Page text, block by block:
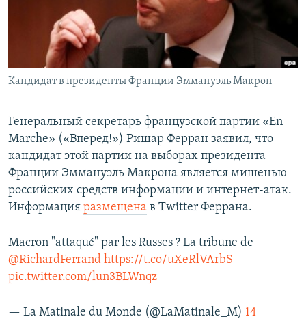
ПОБЕДИТЕЛЕЙ НЕ СУДЯТ?
КРЫМ.НЕПОКОРЕННЫЙ
ELIFBE
УКРАИНСКАЯ ПРОБЛЕМА КРЫМА
ПРИСОЕДИНЯЙТЕСЬ!
Кандидат в президенты Франции Эммануэль Макрон
Генеральный секретарь французской партии «En
Marche» («Вперед!») Ришар Ферран заявил, что
кандидат этой партии на выборах президента
Франции Эммануэль Макрона является мишенью
российских средств информации и интернет-атак.
Информация размещена в Twitter Феррана.
Macron "attaqué" par les Russes ? La tribune de
@RichardFerrand https://t.co/uXeRlVArbS
pic.twitter.com/lun3BLWnqz
— La Matinale du Monde (@LaMatinale_M) 14